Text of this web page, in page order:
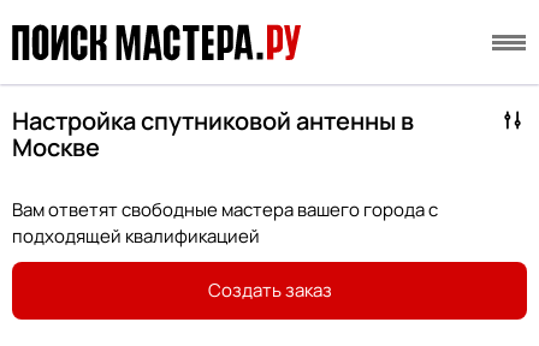
Настройка спутниковой антенны в
Москве
Вам ответят свободные мастера вашего города с
подходящей квалификацией
Создать заказ